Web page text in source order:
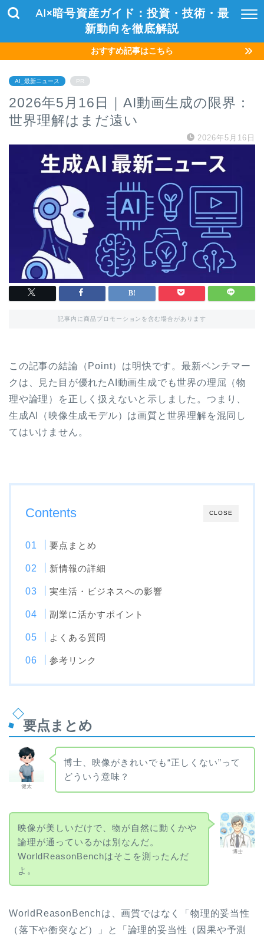
AI×暗号資産ガイド：投資・技術・最
新動向を徹底解説
おすすめ記事はこちら
AI_最新ニュース PR
2026年5月16日｜AI動画生成の限界：
世界理解はまだ遠い
2026年5月16日
記事内に商品プロモーションを含む場合があります
この記事の結論（Point）は明快です。最新ベンチマー
クは、見た目が優れたAI動画生成でも世界の理屈（物
理や論理）を正しく扱えないと示しました。つまり、
生成AI（映像生成モデル）は画質と世界理解を混同し
てはいけません。
CLOSE
Contents
要点まとめ
新情報の詳細
実生活・ビジネスへの影響
副業に活かすポイント
よくある質問
参考リンク
要点まとめ
健太
博士、映像がきれいでも“正しくない”って
どういう意味？
博士
映像が美しいだけで、物が自然に動くかや
論理が通っているかは別なんだ。
WorldReasonBenchはそこを測ったんだ
よ。
WorldReasonBenchは、画質ではなく「物理的妥当性
（落下や衝突など）」と「論理的妥当性（因果や予測